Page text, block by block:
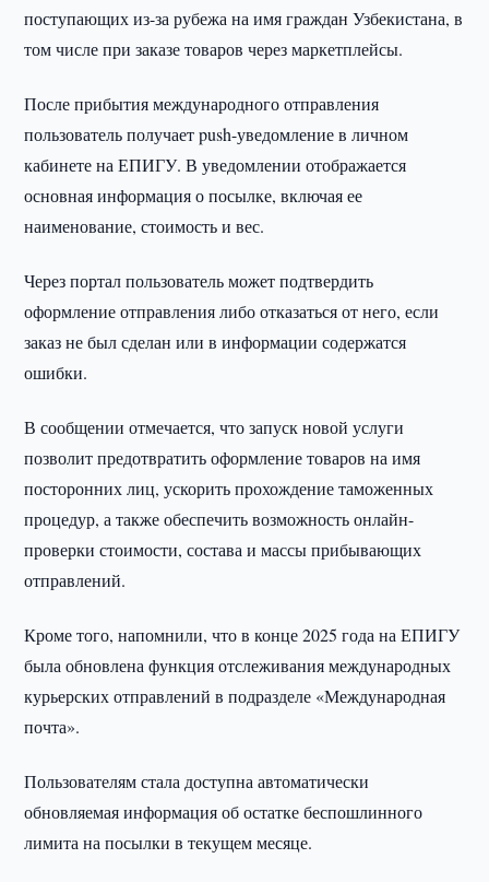
поступающих из-за рубежа на имя граждан Узбекистана, в
том числе при заказе товаров через маркетплейсы.
После прибытия международного отправления
пользователь получает push-уведомление в личном
кабинете на ЕПИГУ. В уведомлении отображается
основная информация о посылке, включая ее
наименование, стоимость и вес.
Через портал пользователь может подтвердить
оформление отправления либо отказаться от него, если
заказ не был сделан или в информации содержатся
ошибки.
В сообщении отмечается, что запуск новой услуги
позволит предотвратить оформление товаров на имя
посторонних лиц, ускорить прохождение таможенных
процедур, а также обеспечить возможность онлайн-
проверки стоимости, состава и массы прибывающих
отправлений.
Кроме того, напомнили, что в конце 2025 года на ЕПИГУ
была обновлена функция отслеживания международных
курьерских отправлений в подразделе «Международная
почта».
Пользователям стала доступна автоматически
обновляемая информация об остатке беспошлинного
лимита на посылки в текущем месяце.